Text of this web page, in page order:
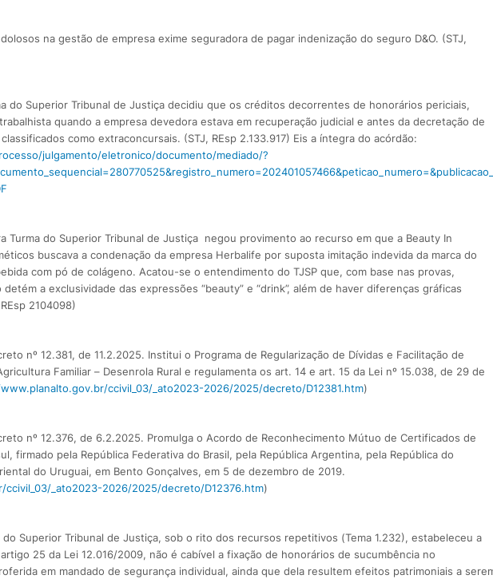
na gestão de empresa exime seguradora de pagar indenização do seguro D&O. (STJ,
do Superior Tribunal de Justiça decidiu que os créditos decorrentes de honorários periciais,
quando a empresa devedora estava em recuperação judicial e antes da decretação de
como extraconcursais. (STJ, REsp 2.133.917) Eis a íntegra do acórdão:
julgamento/eletronico/documento/mediado/?
Turma do Superior Tribunal de Justiça negou provimento ao recurso em que a Beauty In
buscava a condenação da empresa Herbalife por suposta imitação indevida da marca do
com pó de colágeno. Acatou-se o entendimento do TJSP que, com base nas provas,
a exclusividade das expressões “beauty” e “drink”, além de haver diferenças gráficas
2104098)
nº 12.381, de 11.2.2025. Institui o Programa de Regularização de Dívidas e Facilitação de
Familiar – Desenrola Rural e regulamenta os art. 14 e art. 15 da Lei nº 15.038, de 29 de
ccivil_03/_ato2023-2026/2025/decreto/D12381.htm)
nº 12.376, de 6.2.2025. Promulga o Acordo de Reconhecimento Mútuo de Certificados de
firmado pela República Federativa do Brasil, pela República Argentina, pela República do
do Uruguai, em Bento Gonçalves, em 5 de dezembro de 2019.
_ato2023-2026/2025/decreto/D12376.htm)
do Superior Tribunal de Justiça, sob o rito dos recursos repetitivos (Tema 1.232), estabeleceu a
25 da Lei 12.016/2009, não é cabível a fixação de honorários de sucumbência no
em mandado de segurança individual, ainda que dela resultem efeitos patrimoniais a